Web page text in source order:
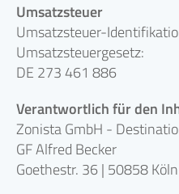
Umsatzsteuer
Umsatzsteuer-
Umsatzsteuergesetz:
DE 273 461 886
Verantwortlich für den
Zonista GmbH -
GF Alfred Becker
Goethestr. 36 | 50858 Köln